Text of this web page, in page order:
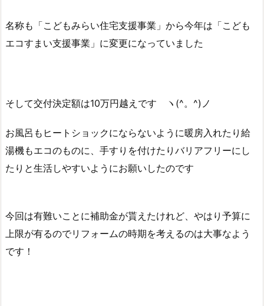
名称も「こどもみらい住宅支援事業」から今年は「こども
エコすまい支援事業」に変更になっていました
そして交付決定額は10万円越えです ヽ(^。^)ノ
お風呂もヒートショックにならないように暖房入れたり給
湯機もエコのものに、手すりを付けたりバリアフリーにし
たりと生活しやすいようにお願いしたのです
今回は有難いことに補助金が貰えたけれど、やはり予算に
上限が有るのでリフォームの時期を考えるのは大事なよう
です！